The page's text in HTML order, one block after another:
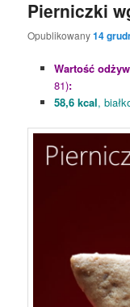
Pierniczki
Opublikowany14
Wartość
81):
58,6 kcal,